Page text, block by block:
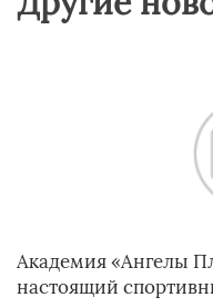
Академия «Ангелы
настоящий